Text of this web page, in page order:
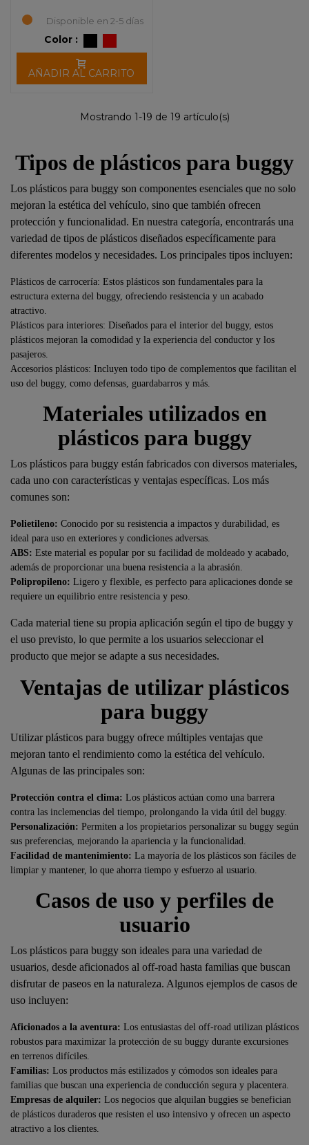
Disponible en 2-5 días
Color :
AÑADIR AL CARRITO
Mostrando 1-19 de 19 artículo(s)
Tipos de plásticos para buggy
Los plásticos para buggy son componentes esenciales que no solo
mejoran la estética del vehículo, sino que también ofrecen
protección y funcionalidad. En nuestra categoría, encontrarás una
variedad de tipos de plásticos diseñados específicamente para
diferentes modelos y necesidades. Los principales tipos incluyen:
Plásticos de carrocería: Estos plásticos son fundamentales para la
estructura externa del buggy, ofreciendo resistencia y un acabado
atractivo.
Plásticos para interiores: Diseñados para el interior del buggy, estos
plásticos mejoran la comodidad y la experiencia del conductor y los
pasajeros.
Accesorios plásticos: Incluyen todo tipo de complementos que facilitan el
uso del buggy, como defensas, guardabarros y más.
Materiales utilizados en
plásticos para buggy
Los plásticos para buggy están fabricados con diversos materiales,
cada uno con características y ventajas específicas. Los más
comunes son:
Polietileno: Conocido por su resistencia a impactos y durabilidad, es
ideal para uso en exteriores y condiciones adversas.
ABS: Este material es popular por su facilidad de moldeado y acabado,
además de proporcionar una buena resistencia a la abrasión.
Polipropileno: Ligero y flexible, es perfecto para aplicaciones donde se
requiere un equilibrio entre resistencia y peso.
Cada material tiene su propia aplicación según el tipo de buggy y
el uso previsto, lo que permite a los usuarios seleccionar el
producto que mejor se adapte a sus necesidades.
Ventajas de utilizar plásticos
para buggy
Utilizar plásticos para buggy ofrece múltiples ventajas que
mejoran tanto el rendimiento como la estética del vehículo.
Algunas de las principales son:
Protección contra el clima: Los plásticos actúan como una barrera
contra las inclemencias del tiempo, prolongando la vida útil del buggy.
Personalización: Permiten a los propietarios personalizar su buggy según
sus preferencias, mejorando la apariencia y la funcionalidad.
Facilidad de mantenimiento: La mayoría de los plásticos son fáciles de
limpiar y mantener, lo que ahorra tiempo y esfuerzo al usuario.
Casos de uso y perfiles de
usuario
Los plásticos para buggy son ideales para una variedad de
usuarios, desde aficionados al off-road hasta familias que buscan
disfrutar de paseos en la naturaleza. Algunos ejemplos de casos de
uso incluyen:
Aficionados a la aventura: Los entusiastas del off-road utilizan plásticos
robustos para maximizar la protección de su buggy durante excursiones
en terrenos difíciles.
Familias: Los productos más estilizados y cómodos son ideales para
familias que buscan una experiencia de conducción segura y placentera.
Empresas de alquiler: Los negocios que alquilan buggies se benefician
de plásticos duraderos que resisten el uso intensivo y ofrecen un aspecto
atractivo a los clientes.